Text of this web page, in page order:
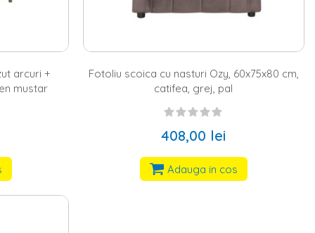
completa atmosfera relaxanta cu cat mai multe decoratiuni sau
flori artificiale, vaze decorative, lumanarele si statuete,
si texturile, astfel incat sa nu incarci foarte mult spatiul. De
arcuri +
mustar
Fotoliu scoica cu nasturi Ozy, 60x75x80 cm,
catifea, grej, pal
408,00 lei
Adauga in cos